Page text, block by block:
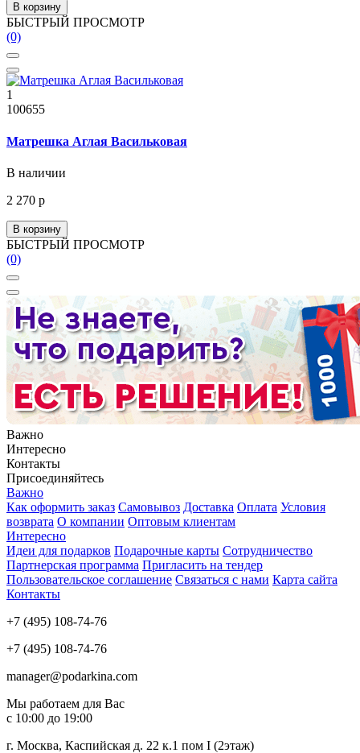
В корзину
БЫСТРЫЙ ПРОСМОТР
(0)
1
100655
Матрешка Аглая Васильковая
В наличии
2 270 р
В корзину
БЫСТРЫЙ ПРОСМОТР
(0)
Важно
Интересно
Контакты
Присоединяйтесь
Важно
Как оформить заказ Самовывоз Доставка Оплата Условия
возврата О компании Оптовым клиентам
Интересно
Идеи для подарков Подарочные карты Сотрудничество
Партнерская программа Пригласить на тендер
Пользовательское соглашение Связаться с нами Карта сайта
Контакты
+7 (495) 108-74-76
+7 (495) 108-74-76
manager@podarkina.com
Мы работаем для Вас
с 10:00 до 19:00
г. Москва, Каспийская д. 22 к.1 пом I (2этаж)